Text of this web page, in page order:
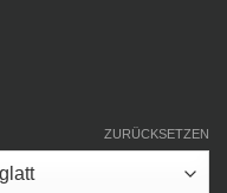
ZURÜCKSETZEN